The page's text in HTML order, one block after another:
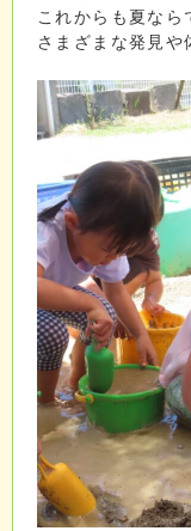
これからも夏なら
さまざまな発見や